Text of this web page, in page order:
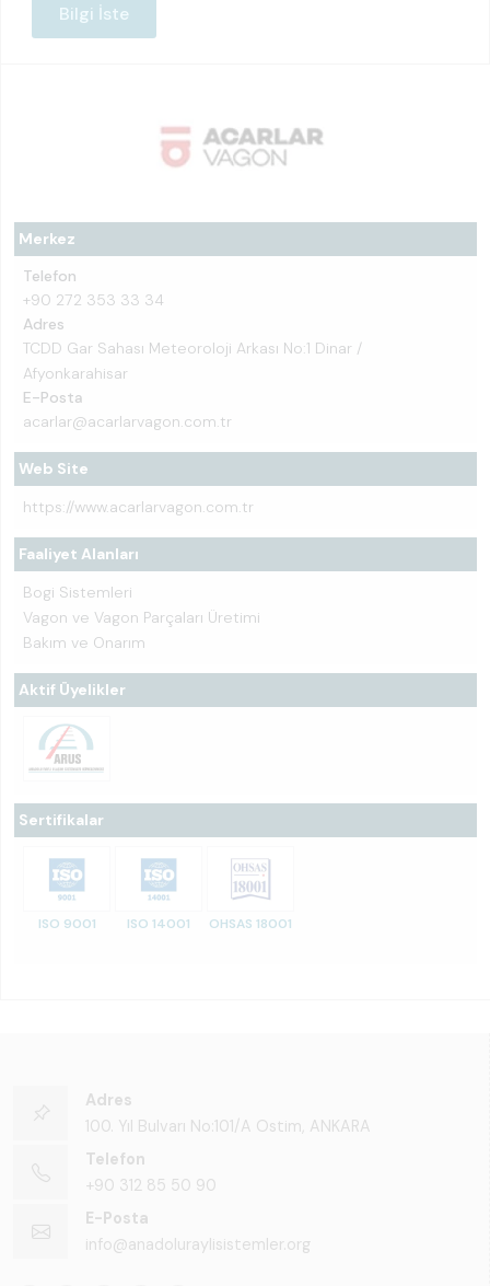
Merkez
Telefon
+90 272 353 33 34
Adres
TCDD Gar Sahası Meteoroloji Arkası No:1 Dinar /
Afyonkarahisar
E-Posta
acarlar@acarlarvagon.com.tr
Web Site
https://www.acarlarvagon.com.tr
Faaliyet Alanları
Bogi Sistemleri
Vagon ve Vagon Parçaları Üretimi
Bakım ve Onarım
Aktif Üyelikler
Sertifikalar
ISO 9001 ISO 14001 OHSAS 18001
Bilgi İste
Adres
100. Yıl Bulvarı No:101/A Ostim, ANKARA
Telefon
+90 312 85 50 90
E-Posta
info@anadoluraylisistemler.org